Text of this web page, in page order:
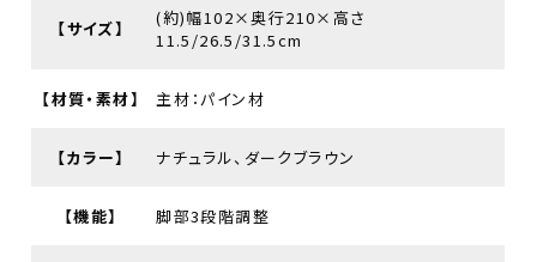
【サイズ】
(約)幅102×奥行210×高さ
11.5/26.5/31.5cm
【材質・素材】 主材：パイン材
【カラー】 ナチュラル、ダークブラウン
【機能】 脚部3段階調整